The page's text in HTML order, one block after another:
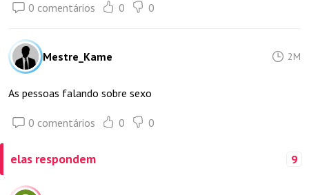
0 comentários 0 0
Mestre_Kame 2M
As pessoas falando sobre sexo
0 comentários 0 0
elas respondem 9